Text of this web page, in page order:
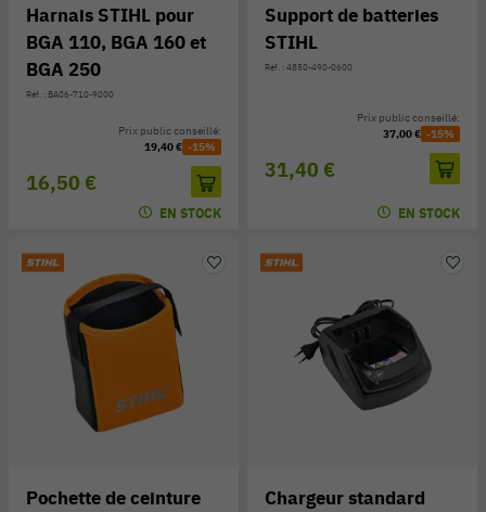
Harnais STIHL pour
BGA 110, BGA 160 et
BGA 250
Réf. : BA06-710-9000
16,50 €
Prix public conseillé:
19,40 € -15%
EN STOCK
Support de batteries
STIHL
Réf. : 4850-490-0600
31,40 €
Prix public conseillé:
37,00 € -15%
EN STOCK
Pochette de ceinture
Chargeur standard